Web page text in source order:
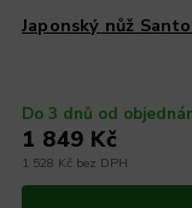
Japonský nůž
Do 3 dnů od
1 528 Kč bez DPH
1 849 Kč